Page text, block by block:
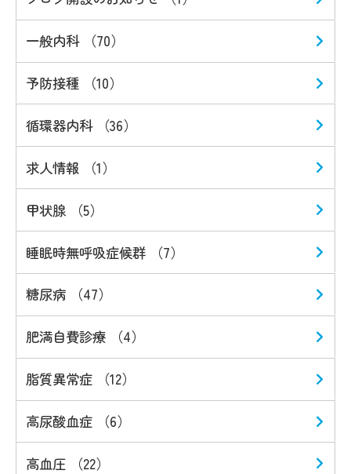
一般内科 （70）
予防接種 （10）
循環器内科 （36）
求人情報 （1）
甲状腺 （5）
睡眠時無呼吸症候群 （7）
糖尿病 （47）
肥満自費診療 （4）
脂質異常症 （12）
高尿酸血症 （6）
高血圧 （22）